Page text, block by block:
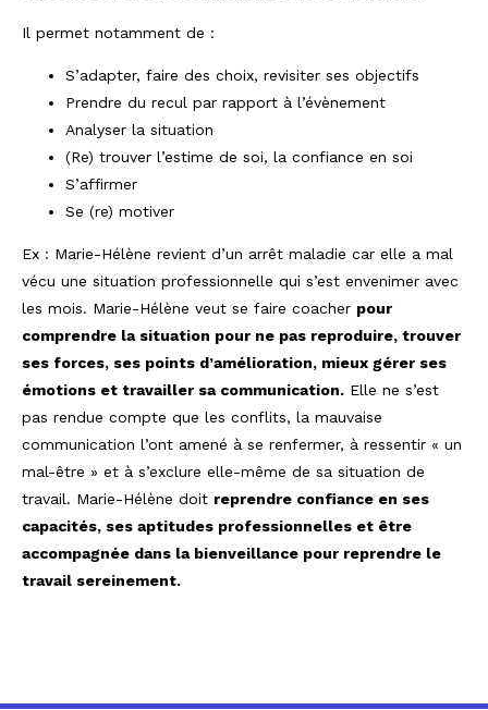
Il permet notamment de :
S’adapter, faire des choix, revisiter ses objectifs
Prendre du recul par rapport à l’évènement
Analyser la situation
(Re) trouver l’estime de soi, la confiance en soi
S’affirmer
Se (re) motiver
Ex : Marie-Hélène revient d’un arrêt maladie car elle a mal
vécu une situation professionnelle qui s’est envenimer avec
les mois. Marie-Hélène veut se faire coacher pour
comprendre la situation pour ne pas reproduire, trouver
ses forces, ses points d’amélioration, mieux gérer ses
émotions et travailler sa communication. Elle ne s’est
pas rendue compte que les conflits, la mauvaise
communication l’ont amené à se renfermer, à ressentir « un
mal-être » et à s’exclure elle-même de sa situation de
travail. Marie-Hélène doit reprendre confiance en ses
capacités, ses aptitudes professionnelles et être
accompagnée dans la bienveillance pour reprendre le
travail sereinement.